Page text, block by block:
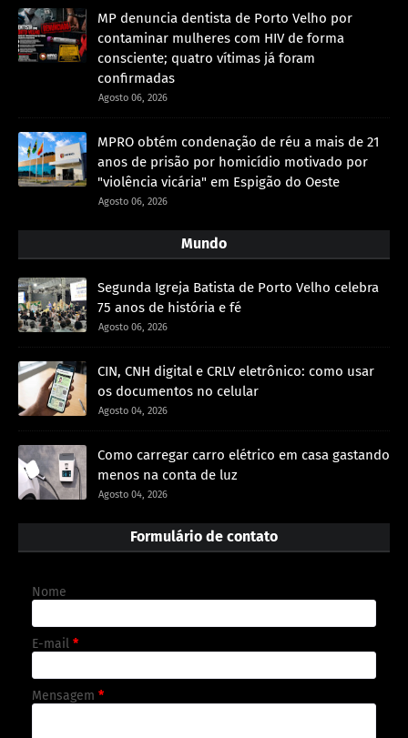
MP denuncia dentista de Porto Velho por
contaminar mulheres com HIV de forma
consciente; quatro vítimas já foram
confirmadas
Agosto 06, 2026
MPRO obtém condenação de réu a mais de 21
anos de prisão por homicídio motivado por
"violência vicária" em Espigão do Oeste
Agosto 06, 2026
Mundo
Segunda Igreja Batista de Porto Velho celebra
75 anos de história e fé
Agosto 06, 2026
CIN, CNH digital e CRLV eletrônico: como usar
os documentos no celular
Agosto 04, 2026
Como carregar carro elétrico em casa gastando
menos na conta de luz
Agosto 04, 2026
Formulário de contato
Nome
E-mail *
Mensagem *